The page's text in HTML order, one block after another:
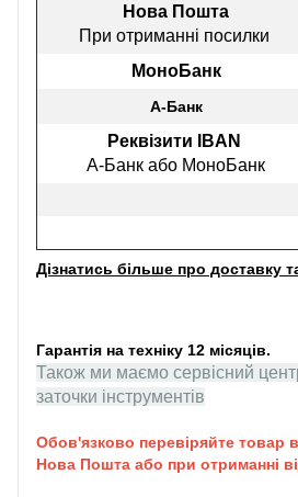
Нова Пошта
При отриманні посилки
МоноБанк
А-Банк
Реквізити IBAN
А-Банк або МоноБанк
Дізнатись більше про доставку
Гарантія на техніку 12 місяців.
Також ми маємо сервісний
заточки інструментів
Обов'язково перевіряйте товар
Нова Пошта або при отриманні